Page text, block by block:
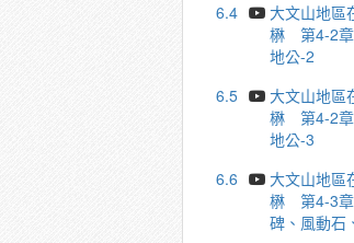
6.4
大文山地區
楙 第4-2章
地公-2
6.5
大文山地區
楙 第4-2章
地公-3
6.6
大文山地區
楙 第4-3
碑、風動石